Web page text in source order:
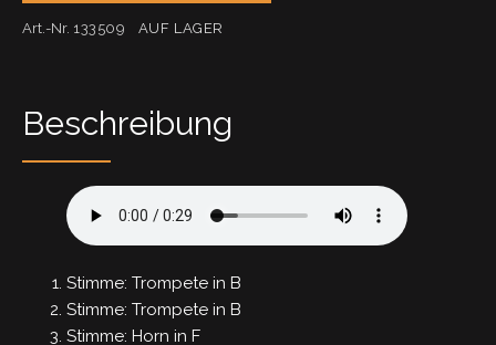
Art.-Nr. 133509 AUF LAGER
Beschreibung
Stimme: Trompete in B
Stimme: Trompete in B
Stimme: Horn in F